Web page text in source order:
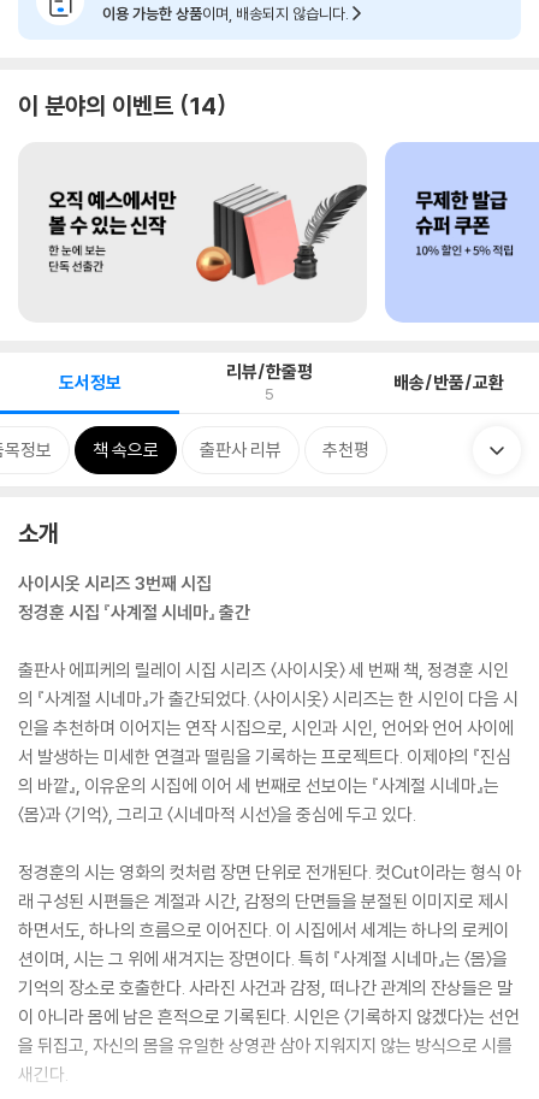
이용 가능한 상품이며, 배송되지 않습니다.
이 분야의 이벤트 14
도서정보 리뷰/한줄평
5 배송/반품/교환
목정보 책 속으로 출판사 리뷰 추천평
소개
사이시옷 시리즈 3번째 시집
정경훈 시집 『사계절 시네마』 출간
출판사 에피케의 릴레이 시집 시리즈 〈사이시옷〉 세 번째 책, 정경훈 시인
의 『사계절 시네마』가 출간되었다. 〈사이시옷〉 시리즈는 한 시인이 다음 시
인을 추천하며 이어지는 연작 시집으로, 시인과 시인, 언어와 언어 사이에
서 발생하는 미세한 연결과 떨림을 기록하는 프로젝트다. 이제야의 『진심
의 바깥』, 이유운의 시집에 이어 세 번째로 선보이는 『사계절 시네마』는
〈몸〉과 〈기억〉, 그리고 〈시네마적 시선〉을 중심에 두고 있다.
정경훈의 시는 영화의 컷처럼 장면 단위로 전개된다. 컷Cut이라는 형식 아
래 구성된 시편들은 계절과 시간, 감정의 단면들을 분절된 이미지로 제시
하면서도, 하나의 흐름으로 이어진다. 이 시집에서 세계는 하나의 로케이
션이며, 시는 그 위에 새겨지는 장면이다. 특히 『사계절 시네마』는 〈몸〉을
기억의 장소로 호출한다. 사라진 사건과 감정, 떠나간 관계의 잔상들은 말
이 아니라 몸에 남은 흔적으로 기록된다. 시인은 〈기록하지 않겠다〉는 선언
을 뒤집고, 자신의 몸을 유일한 상영관 삼아 지워지지 않는 방식으로 시를
새긴다.